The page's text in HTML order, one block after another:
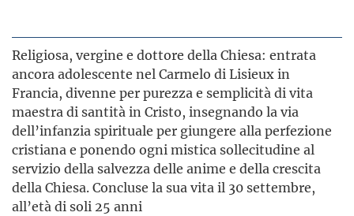
Religiosa, vergine e dottore della Chiesa: entrata
ancora adolescente nel Carmelo di Lisieux in
Francia, divenne per purezza e semplicità di vita
maestra di santità in Cristo, insegnando la via
dell’infanzia spirituale per giungere alla perfezione
cristiana e ponendo ogni mistica sollecitudine al
servizio della salvezza delle anime e della crescita
della Chiesa. Concluse la sua vita il 30 settembre,
all’età di soli 25 anni